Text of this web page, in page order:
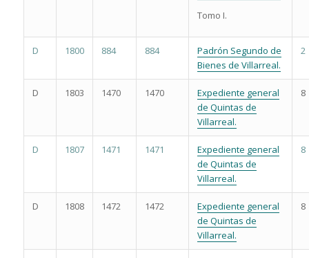
Tomo I.
D 1800 884 884
Padrón Segundo de
Bienes de Villarreal.
2
D 1803 1470 1470
Expediente general
de Quintas de
Villarreal.
8
D 1807 1471 1471
Expediente general
de Quintas de
Villarreal.
8
D 1808 1472 1472
Expediente general
de Quintas de
Villarreal.
8